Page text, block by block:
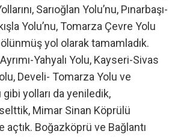
Sarıoğlan Yolu’nu, Pınarbaşı-
Yolu’nu, Tomarza Çevre Yolu
yol olarak tamamladık.
Yahyalı Yolu, Kayseri-Sivas
Develi- Tomarza Yolu ve
gibi yolları da yeniledik,
Mimar Sinan Köprülü
açtık. Boğazköprü ve Bağlantı